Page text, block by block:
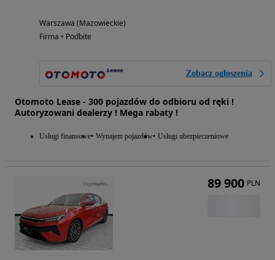
Warszawa (Mazowieckie)
Firma • Podbite
Zobacz ogłoszenia
Otomoto Lease - 300 pojazdów do odbioru od ręki !
Autoryzowani dealerzy ! Mega rabaty !
Usługi finansowe Wynajem pojazdów Usługi ubezpieczeniowe
89 900 PLN